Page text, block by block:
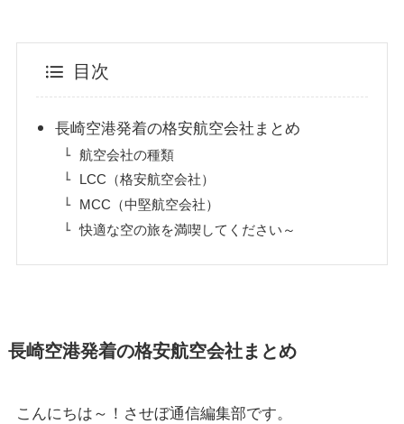
目次
長崎空港発着の格安航空会社まとめ
航空会社の種類
LCC（格安航空会社）
MCC（中堅航空会社）
快適な空の旅を満喫してください～
長崎空港発着の格安航空会社まとめ
こんにちは～！させぼ通信編集部です。